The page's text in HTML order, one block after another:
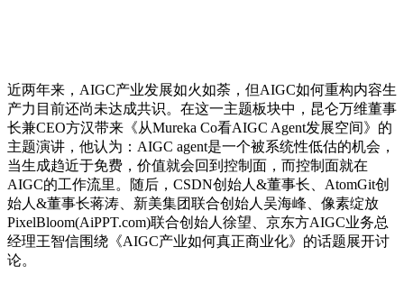
近两年来，AIGC产业发展如火如荼，但AIGC如何重构内容生
产力目前还尚未达成共识。在这一主题板块中，昆仑万维董事
长兼CEO方汉带来《从Mureka Co看AIGC Agent发展空间》的
主题演讲，他认为：AIGC agent是一个被系统性低估的机会，
当生成趋近于免费，价值就会回到控制面，而控制面就在
AIGC的工作流里。随后，CSDN创始人&董事长、AtomGit创
始人&董事长蒋涛、新美集团联合创始人吴海峰、像素绽放
PixelBloom(AiPPT.com)联合创始人徐望、京东方AIGC业务总
经理王智信围绕《AIGC产业如何真正商业化》的话题展开讨
论。